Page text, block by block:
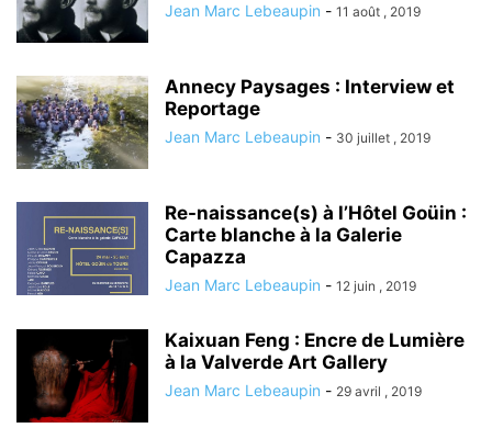
Jean Marc Lebeaupin - 11 août , 2019
Annecy Paysages : Interview et
Reportage
Jean Marc Lebeaupin - 30 juillet , 2019
Re-naissance(s) à l’Hôtel Goüin :
Carte blanche à la Galerie
Capazza
Jean Marc Lebeaupin - 12 juin , 2019
Kaixuan Feng : Encre de Lumière
à la Valverde Art Gallery
Jean Marc Lebeaupin - 29 avril , 2019